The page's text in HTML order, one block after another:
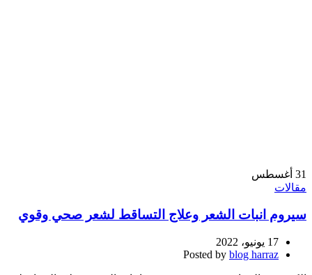
31 أغسطس
مقالات
سيروم انبات الشعر وعلاج التساقط لشعر صحي وقوي
17 يونيو، 2022
Posted by blog harraz